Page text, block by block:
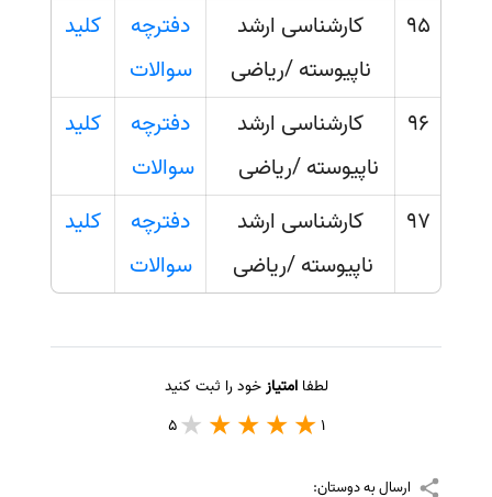
95
کارشناسی ارشد
ناپیوسته /ریاضی
دفترچه
سوالات
کلید
96
کارشناسی ارشد
ناپیوسته /ریاضی
دفترچه
سوالات
کلید
97
کارشناسی ارشد
ناپیوسته /ریاضی
دفترچه
سوالات
کلید
لطفاامتیازخود را ثبت کنید
1
5
ارسال به دوستان: